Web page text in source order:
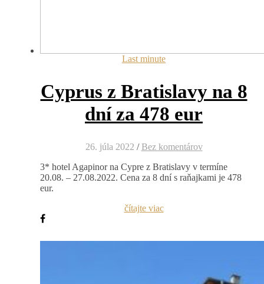
Last minute
Cyprus z Bratislavy na 8
dní za 478 eur
26. júla 2022 / Bez komentárov
3* hotel Agapinor na Cypre z Bratislavy v termíne
20.08. – 27.08.2022. Cena za 8 dní s raňajkami je 478
eur.
čítajte viac